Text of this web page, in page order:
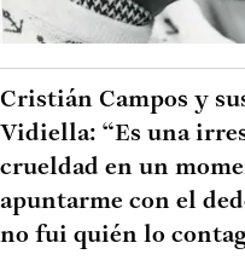
Cristián Campos y
Vidiella: “Es una
crueldad en un
apuntarme con el
no fui quién lo